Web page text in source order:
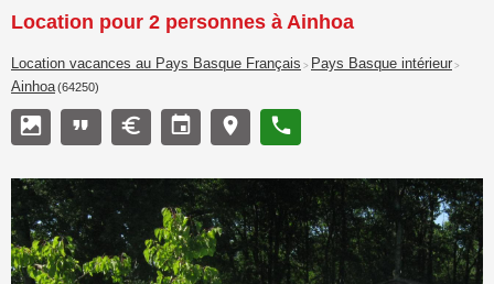
Location pour 2 personnes à Ainhoa
Location vacances au Pays Basque Français > Pays Basque intérieur >
Ainhoa(64250)